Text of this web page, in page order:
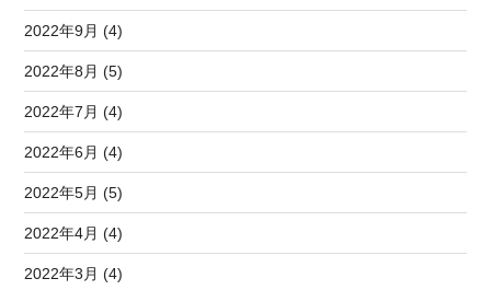
2022年9月 (4)
2022年8月 (5)
2022年7月 (4)
2022年6月 (4)
2022年5月 (5)
2022年4月 (4)
2022年3月 (4)